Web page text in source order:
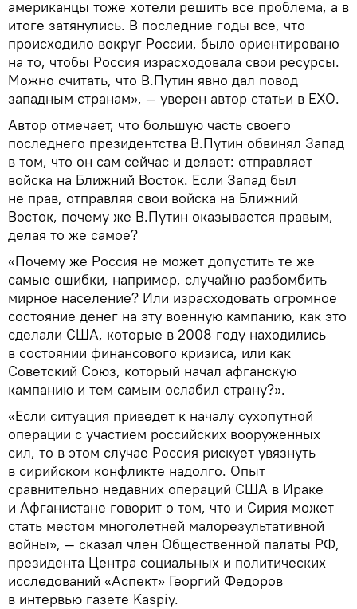
американцы тоже хотели решить все проблема, а в
итоге затянулись. В последние годы все, что
происходило вокруг России, было ориентировано
на то, чтобы Россия израсходовала свои ресурсы.
Можно считать, что В.Путин явно дал повод
западным странам», — уверен автор статьи в EXO.
Автор отмечает, что большую часть своего
последнего президентства В.Путин обвинял Запад
в том, что он сам сейчас и делает: отправляет
войска на Ближний Восток. Если Запад был
не прав, отправляя свои войска на Ближний
Восток, почему же В.Путин оказывается правым,
делая то же самое?
«Почему же Россия не может допустить те же
самые ошибки, например, случайно разбомбить
мирное население? Или израсходовать огромное
состояние денег на эту военную кампанию, как это
сделали США, которые в 2008 году находились
в состоянии финансового кризиса, или как
Советский Союз, который начал афганскую
кампанию и тем самым ослабил страну?».
«Если ситуация приведет к началу сухопутной
операции с участием российских вооруженных
сил, то в этом случае Россия рискует увязнуть
в сирийском конфликте надолго. Опыт
сравнительно недавних операций США в Ираке
и Афганистане говорит о том, что и Сирия может
стать местом многолетней малорезультативной
войны», — сказал член Общественной палаты РФ,
президента Центра социальных и политических
исследований «Аспект» Георгий Федоров
в интервью газете Kaspiy.